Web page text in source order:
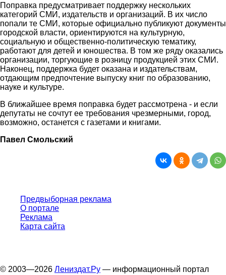
Поправка предусматривает поддержку нескольких
категорий СМИ, издательств и организаций. В их число
попали те СМИ, которые официально публикуют документы
городской власти, ориентируются на культурную,
социальную и общественно-политическую тематику,
работают для детей и юношества. В том же ряду оказались
организации, торгующие в розницу продукцией этих СМИ.
Наконец, поддержка будет оказана и издательствам,
отдающим предпочтение выпуску книг по образованию,
науке и культуре.
В ближайшее время поправка будет рассмотрена - и если
депутаты не сочтут ее требования чрезмерными, город,
возможно, останется с газетами и книгами.
Павел Смольский
Предвыборная реклама
О портале
Реклама
Карта сайта
© 2003—2026 Лениздат.Ру — информационный портал